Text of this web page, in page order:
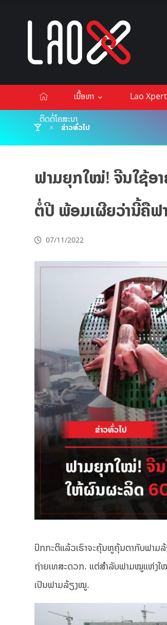
ເນື້ອຫາ Lao
ຕິດຕໍ່ໂຄສະນາ
ຂ່າວທົ່ວໄປ
ຟາມຍຸກໃໝ່! ຈີນໃຊ້ອ
ຕໍ່ປີ ພ້ອມເຜີຍວ່ານີ້ຄືຟ
07/11/2022
ປົກກະຕິແລ້ວເຮົາຈະຄຸ້ນຫູຄຸ້ນຕາກັບຟາ
ຖ່າຍເທສະດວກ. ແຕ່ສຳລັບຟາມໝູແຫ່ງໃ
ເປັນຟາມລ້ຽງໝູ.